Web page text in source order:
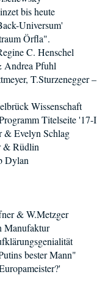
bis heute
Universum'
Örfla".
C. Henschel
Andrea Pfuhl
T.Sturzenegger –
Wissenschaft
Titelseite '17-I
& Evelyn Schlag
& Rüdlin
Dylan
& W.Metzger
Manufaktur
bester Mann"